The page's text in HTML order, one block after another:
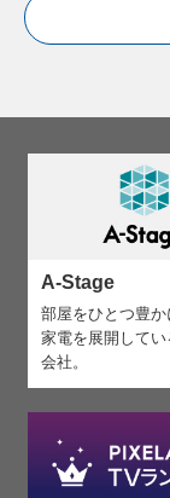
A-Stage
部屋をひとつ豊
家電を 展開して
会社。